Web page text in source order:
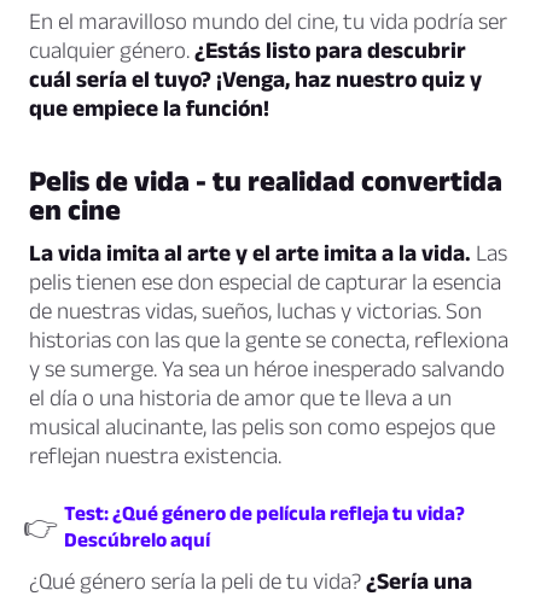
En el maravilloso mundo del cine, tu vida podría ser
cualquier género.¿Estás listo para descubrir
cuál sería el tuyo? ¡Venga, haz nuestro quiz y
que empiece la función!
Pelis de vida - tu realidad convertida
en cine
La vida imita al arte y el arte imita a la vida. Las
pelis tienen ese don especial de capturar la esencia
de nuestras vidas, sueños, luchas y victorias. Son
historias con las que la gente se conecta, reflexiona
y se sumerge. Ya sea un héroe inesperado salvando
el día o una historia de amor que te lleva a un
musical alucinante, las pelis son como espejos que
reflejan nuestra existencia.
👉 Test: ¿Qué género de película refleja tu vida?
Descúbrelo aquí
¿Qué género sería la peli de tu vida?¿Sería una